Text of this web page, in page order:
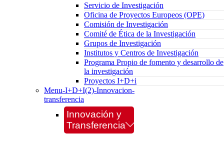
Servicio de Investigación
Oficina de Proyectos Europeos (OPE)
Comisión de Investigación
Comité de Ética de la Investigación
Grupos de Investigación
Institutos y Centros de Investigación
Programa Propio de fomento y desarrollo de
la investigación
Proyectos I+D+i
Menu-I+D+I(2)-Innovacion-
transferencia
Innovación y
Transferencia